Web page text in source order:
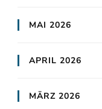
MAI 2026
APRIL 2026
MÄRZ 2026